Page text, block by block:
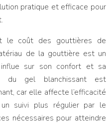
pratique et efficace pour
le coût des gouttières de
de la gouttière est un
sur son confort et sa
du gel blanchissant est
car elle affecte l’efficacité
suivi plus régulier par le
nécessaires pour atteindre